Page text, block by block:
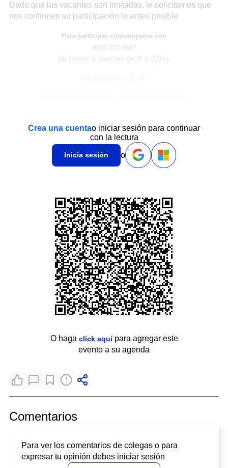
Dado que las vacantes son limitadas, le solicitamos que
nos confirmen su participación lo antes posible
Para participar comuníquese con
0810-222-4687
de lunes a viernes de 9 a 22hs.
Crea una cuentao iniciar sesión para continuar
con la lectura
Inicia sesión o
O haga click aquípara agregar este
evento a su agenda
Comentarios
Para ver los comentarios de colegas o para
expresar tu opinión debes iniciar sesión